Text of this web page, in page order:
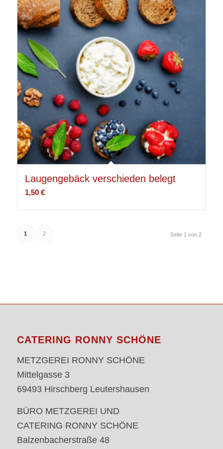
Laugengebäck verschieden belegt
1,50 €
Seite 1 von 2
1 2
CATERING RONNY SCHÖNE
METZGEREI RONNY SCHÖNE
Mittelgasse 3
69493 Hirschberg Leutershausen
BÜRO METZGEREI UND
CATERING RONNY SCHÖNE
Balzenbacherstraße 48